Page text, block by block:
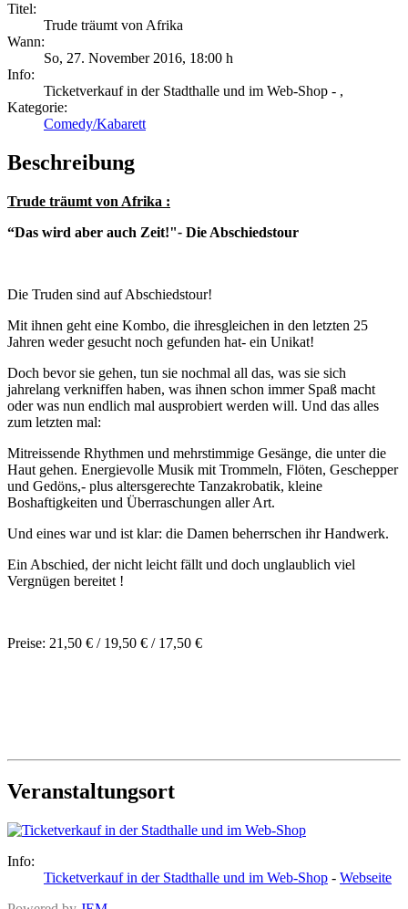
Titel:
Trude träumt von Afrika
Wann:
So, 27. November 2016, 18:00 h
Info:
Ticketverkauf in der Stadthalle und im Web-Shop - ,
Kategorie:
Comedy/Kabarett
Beschreibung
Trude träumt von Afrika :
“Das wird aber auch Zeit!"- Die Abschiedstour
Die Truden sind auf Abschiedstour!
Mit ihnen geht eine Kombo, die ihresgleichen in den letzten 25
Jahren weder gesucht noch gefunden hat- ein Unikat!
Doch bevor sie gehen, tun sie nochmal all das, was sie sich
jahrelang verkniffen haben, was ihnen schon immer Spaß macht
oder was nun endlich mal ausprobiert werden will. Und das alles
zum letzten mal:
Mitreissende Rhythmen und mehrstimmige Gesänge, die unter die
Haut gehen. Energievolle Musik mit Trommeln, Flöten, Geschepper
und Gedöns,- plus altersgerechte Tanzakrobatik, kleine
Boshaftigkeiten und Überraschungen aller Art.
Und eines war und ist klar: die Damen beherrschen ihr Handwerk.
Ein Abschied, der nicht leicht fällt und doch unglaublich viel
Vergnügen bereitet !
Preise: 21,50 € / 19,50 € / 17,50 €
Veranstaltungsort
Info:
Ticketverkauf in der Stadthalle und im Web-Shop - Webseite